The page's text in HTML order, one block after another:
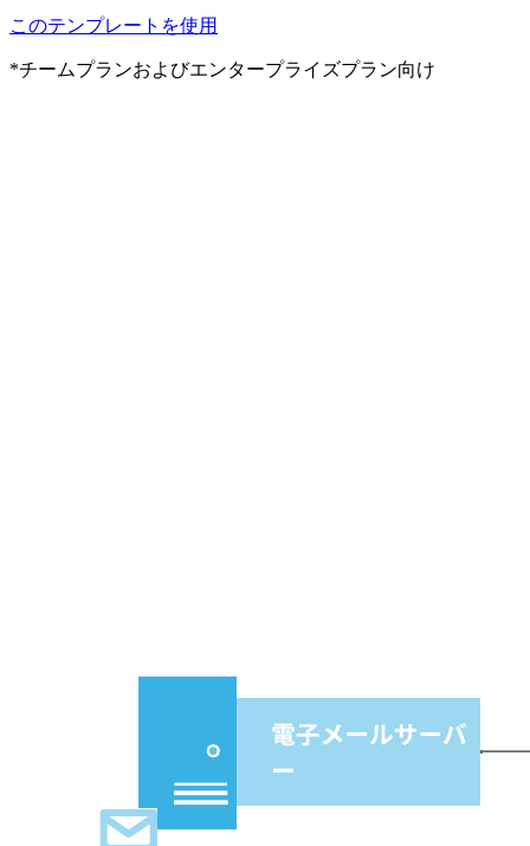
このテンプレートを使用
*チームプランおよびエンタープライズプラン向け